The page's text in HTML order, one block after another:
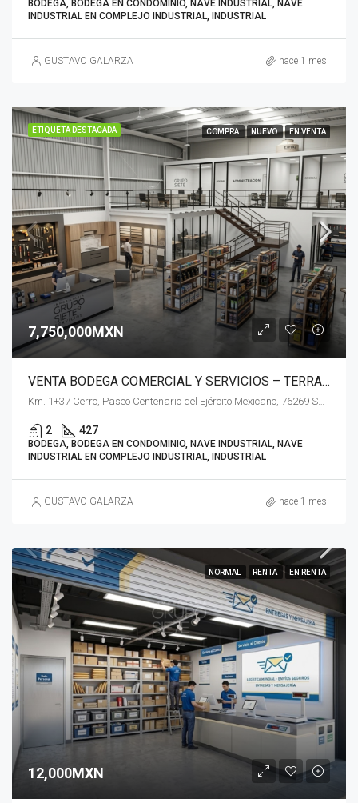
BODEGA, BODEGA EN CONDOMINIO, NAVE INDUSTRIAL, NAVE
INDUSTRIAL EN COMPLEJO INDUSTRIAL, INDUSTRIAL
GUSTAVO GALARZA hace 1 mes
ETIQUETA DESTACADA COMPRA NUEVO EN VENTA
7,750,000MXN
VENTA BODEGA COMERCIAL Y SERVICIOS – TERRA PARK CENTENARIO QUERETARO
Km. 1+37 Cerro, Paseo Centenario del Ejército Mexicano, 76269 Santiago de Querétaro, Qro.
2 427
BODEGA, BODEGA EN CONDOMINIO, NAVE INDUSTRIAL, NAVE
INDUSTRIAL EN COMPLEJO INDUSTRIAL, INDUSTRIAL
GUSTAVO GALARZA hace 1 mes
NORMAL RENTA EN RENTA
12,000MXN